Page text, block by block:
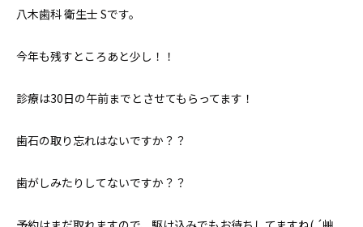
八木歯科 衛生士 Sです。
今年も残すところあと少し！！
診療は30日の午前までとさせてもらってます！
歯石の取り忘れはないですか？？
歯がしみたりしてないですか？？